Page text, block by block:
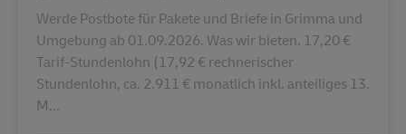
Werde Postbote für Pakete und Briefe in Grimma und
Umgebung ab 01.09.2026. Was wir bieten. 17,20 €
Tarif-Stundenlohn (17,92 € rechnerischer
Stundenlohn, ca. 2.911 € monatlich inkl. anteiliges 13.
M...